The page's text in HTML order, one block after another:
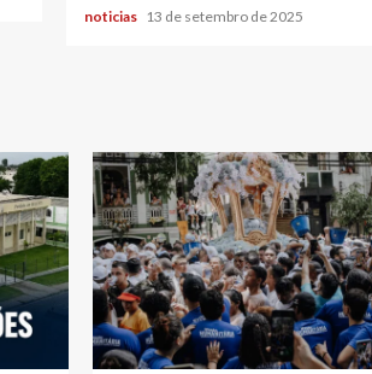
noticias 13 de setembro de 2025